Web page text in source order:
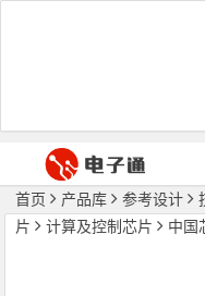
首页 产品库 参考设计
片
计算及控制芯片 中国